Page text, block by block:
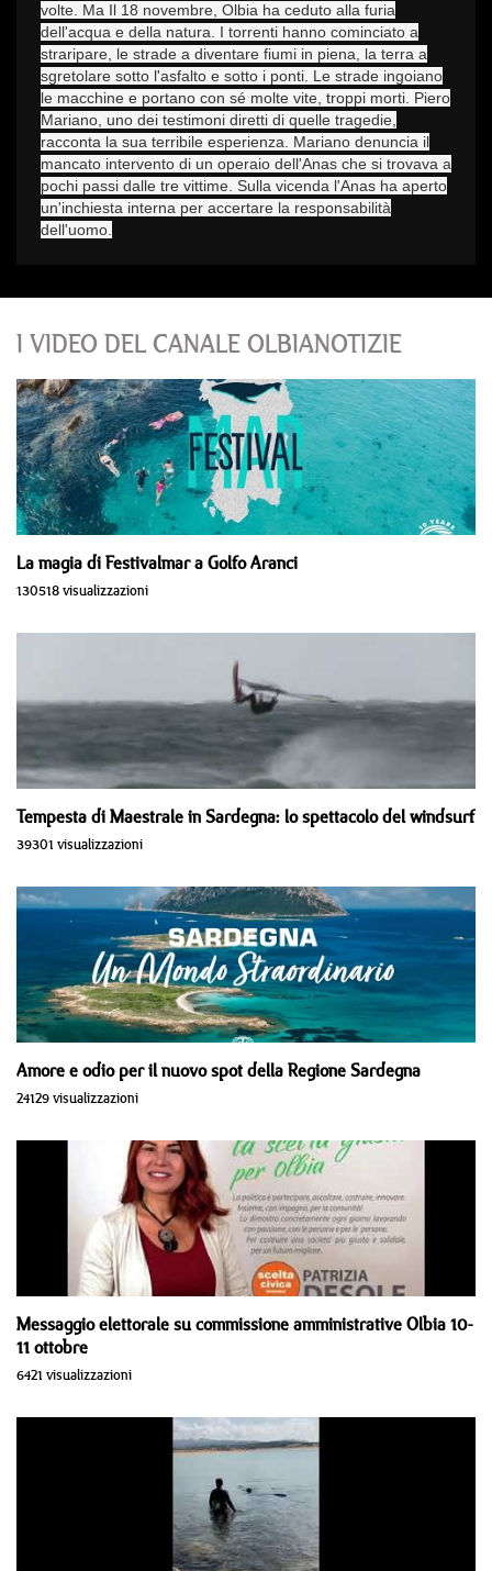
volte. Ma Il 18 novembre, Olbia ha ceduto alla furia
dell'acqua e della natura. I torrenti hanno cominciato a
straripare, le strade a diventare fiumi in piena, la terra a
sgretolare sotto l'asfalto e sotto i ponti. Le strade ingoiano
le macchine e portano con sé molte vite, troppi morti. Piero
Mariano, uno dei testimoni diretti di quelle tragedie,
racconta la sua terribile esperienza. Mariano denuncia il
mancato intervento di un operaio dell'Anas che si trovava a
pochi passi dalle tre vittime. Sulla vicenda l'Anas ha aperto
un'inchiesta interna per accertare la responsabilità
dell'uomo.
I VIDEO DEL CANALE OLBIANOTIZIE
La magia di Festivalmar a Golfo Aranci
130518 visualizzazioni
Tempesta di Maestrale in Sardegna: lo spettacolo del windsurf
39301 visualizzazioni
Amore e odio per il nuovo spot della Regione Sardegna
24129 visualizzazioni
Messaggio elettorale su commissione amministrative Olbia 10-
11 ottobre
6421 visualizzazioni